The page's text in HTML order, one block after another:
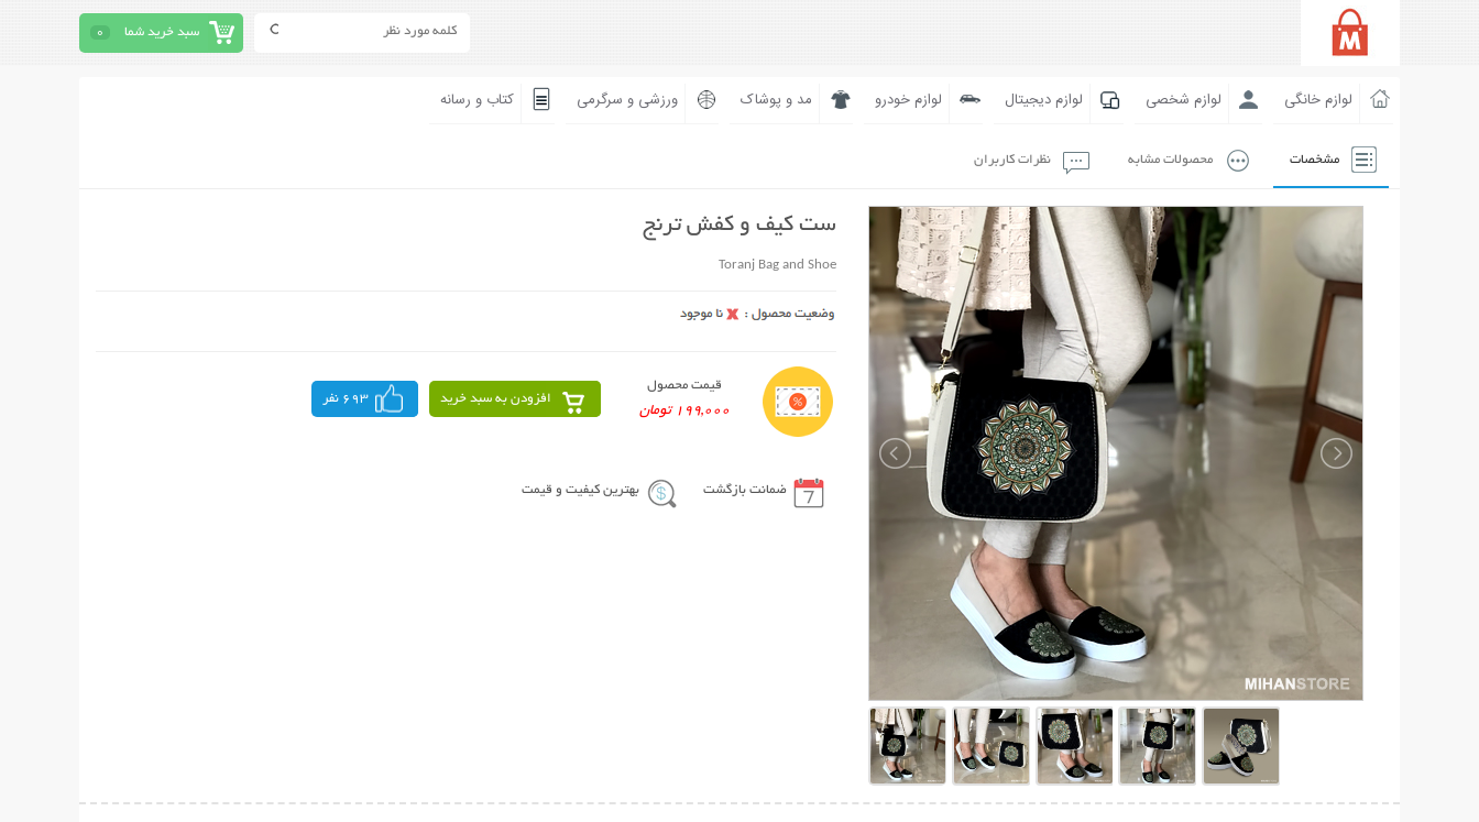
سبد خرید شما 0
لوازم خانگی لوازم شخصی لوازم دیجیتال لوازم خودرو مد و پوشاک ورزشی و سرگرمی کتاب و رسانه
مشخصات محصولات مشابه نظرات کاربران
ست کیف و کفش ترنج
Toranj Bag and Shoe
قیمت محصول
199,000 تومان
افزودن به سبد خرید 693 نفر
ضمانت بازگشت بهترین کیفیت و قیمت